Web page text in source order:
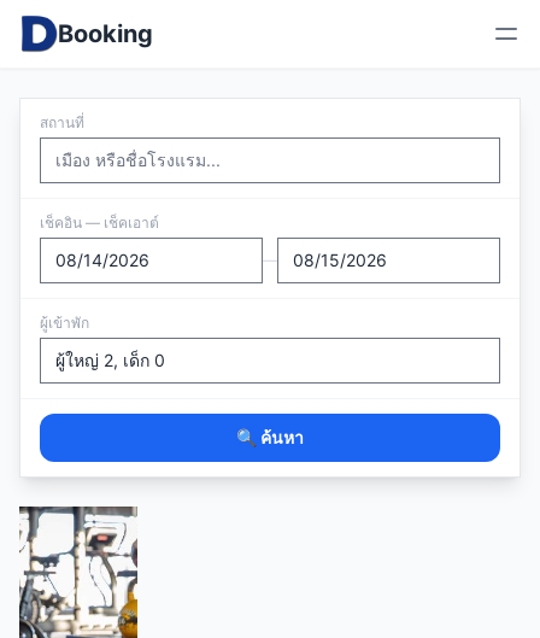
Booking
สถานที่
เช็คอิน — เช็คเอาต์
—
ผู้เข้าพัก
🔍 ค้นหา